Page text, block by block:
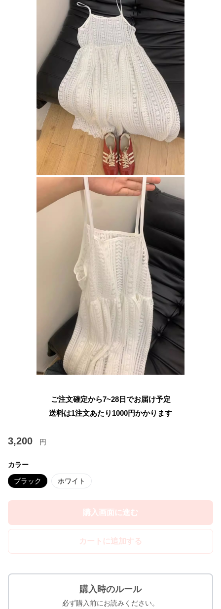
ご注文確定から7~28日でお届け予定
送料は1注文あたり 1000円かかります
3,200 円
カラー
ブラック ホワイト
購入画面に進む
カートに追加する
購入時のルール
必ず購入前にお読みください。